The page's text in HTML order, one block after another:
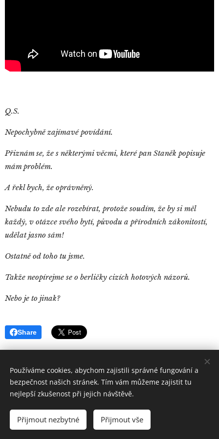
Q.S.
Nepochybně zajímavé povídání.
Přiznám se, že s některými věcmi, které pan Staněk popisuje
mám problém.
A řekl bych, že oprávněný.
Nebudu to zde ale rozebírat, protože soudím, že by si měl
každý, v otázce svého bytí, původu a přírodních zákonitostí,
udělat jasno sám!
Ostatně od toho tu jsme.
Takže neopírejme se o berličky cizích hotových názorů.
Nebo je to jinak?
Share
QuintusSertorius
Všechna práva vyhrazena 2019
Vytvořeno službou
Webnode
Používáme cookies, abychom zajistili správné fungování a
bezpečnost našich stránek. Tím vám můžeme zajistit tu
nejlepší zkušenost při jejich návštěvě.
Přijmout nezbytné Přijmout vše